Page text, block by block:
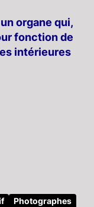
organe qui,
fonction de
intérieures
Photographes